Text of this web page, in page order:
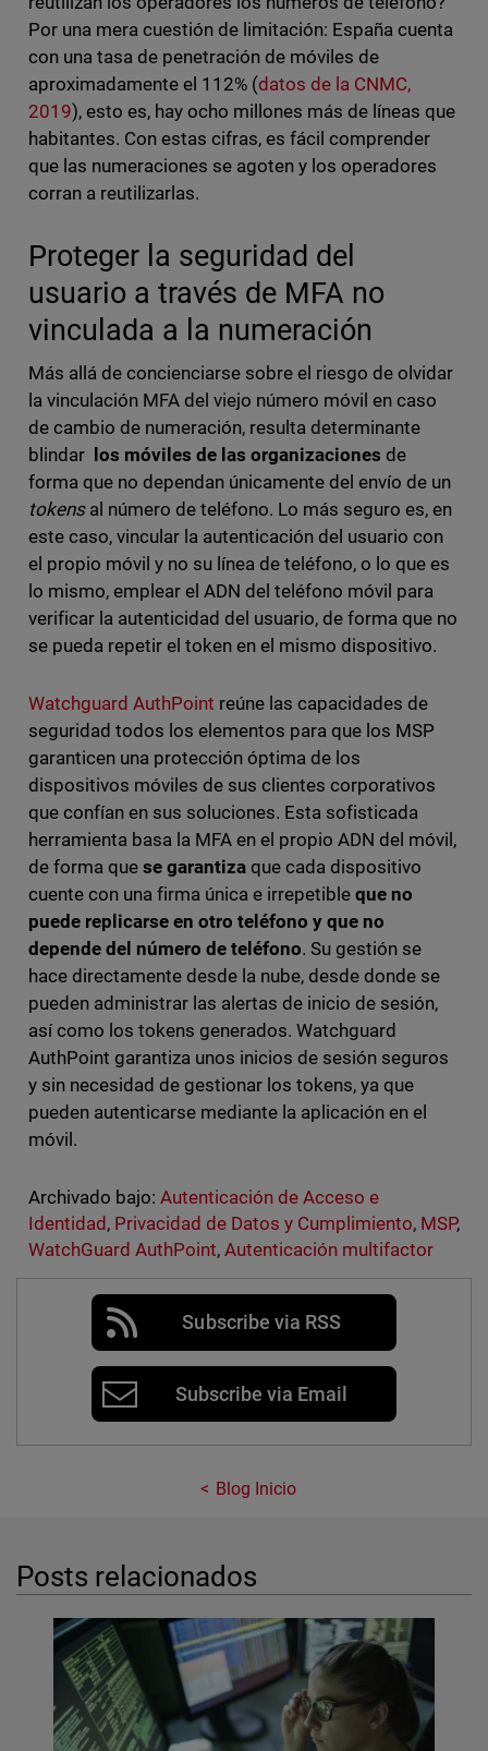
Por una mera cuestión de limitación: España cuenta
con una tasa de penetración de móviles de
aproximadamente el 112% (datos de la CNMC,
2019), esto es, hay ocho millones más de líneas que
habitantes. Con estas cifras, es fácil comprender
que las numeraciones se agoten y los operadores
corran a reutilizarlas.
Proteger la seguridad del
usuario a través de MFA no
vinculada a la numeración
Más allá de concienciarse sobre el riesgo de olvidar
la vinculación MFA del viejo número móvil en caso
de cambio de numeración, resulta determinante
blindar
los móviles de las organizaciones de
forma que no dependan únicamente del envío de un
tokensal número de teléfono. Lo más seguro es, en
este caso, vincular la autenticación del usuario con
el propio móvil y no su línea de teléfono, o lo que es
lo mismo, emplear el ADN del teléfono móvil para
verificar la autenticidad del usuario, de forma que no
se pueda repetir el token en el mismo dispositivo.
Watchguard AuthPoint reúne las capacidades de
seguridad todos los elementos para que los MSP
garanticen una protección óptima de los
dispositivos móviles de sus clientes corporativos
que confían en sus soluciones. Esta sofisticada
herramienta basa la MFA en el propio ADN del móvil,
de forma quese garantiza que cada dispositivo
cuente con una firma única e irrepetibleque no
puede replicarse en otro tel éfono y que no
depende del número de tel éfono. Su gestión se
hace directamente desde la nube, desde donde se
pueden administrar las alertas de inicio de sesión,
así como los tokens generados. Watchguard
AuthPoint garantiza unos inicios de sesión seguros
y sin necesidad de gestionar los tokens, ya que
pueden autenticarse mediante la aplicación en el
móvil.
Archivado bajo: Autenticación de Acceso e
Identidad , Privacidad de Datos y Cumplimiento, MSP,
WatchGuard AuthPoint, Autenticación multifactor
Subscribe via RSS
Subscribe via Email
Blog Inicio
Posts relacionados